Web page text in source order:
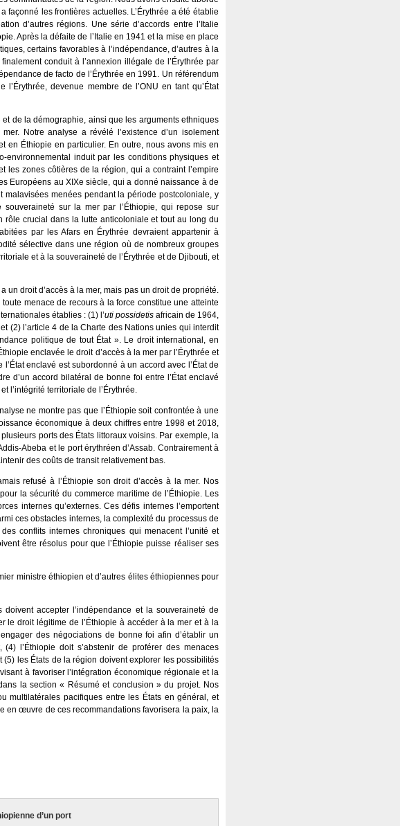
façonné les frontières actuelles. L’Érythrée a été établie
d’autres régions. Une série d’accords entre l’Italie
Après la défaite de l’Italie en 1941 et la mise en place
certains favorables à l’indépendance, d’autres à la
conduit à l’annexion illégale de l’Érythrée par
de facto de l’Érythrée en 1991. Un référendum
devenue membre de l’ONU en tant qu’État
de la démographie, ainsi que les arguments ethniques
Notre analyse a révélé l’existence d’un isolement
en Éthiopie en particulier. En outre, nous avons mis en
environnemental induit par les conditions physiques et
les zones côtières de la région, qui a contraint l’empire
Européens au XIXe siècle, qui a donné naissance à de
menées pendant la période postcoloniale, y
sur la mer par l’Éthiopie, qui repose sur
rôle crucial dans la lutte anticoloniale et tout au long du
par les Afars en Érythrée devraient appartenir à
sélective dans une région où de nombreux groupes
et à la souveraineté de l’Érythrée et de Djibouti, et
droit d’accès à la mer, mais pas un droit de propriété.
menace de recours à la force constitue une atteinte
établies : (1) l’uti possidetis africain de 1964,
(2) l’article 4 de la Charte des Nations unies qui interdit
politique de tout État ». Le droit international, en
enclavée le droit d’accès à la mer par l’Érythrée et
enclavé est subordonné à un accord avec l’État de
d’un accord bilatéral de bonne foi entre l’État enclavé
l’intégrité territoriale de l’Érythrée.
ne montre pas que l’Éthiopie soit confrontée à une
économique à deux chiffres entre 1998 et 2018,
ports des États littoraux voisins. Par exemple, la
Abeba et le port érythréen d’Assab. Contrairement à
des coûts de transit relativement bas.
refusé à l’Éthiopie son droit d’accès à la mer. Nos
la sécurité du commerce maritime de l’Éthiopie. Les
internes qu’externes. Ces défis internes l’emportent
ces obstacles internes, la complexité du processus de
conflits internes chroniques qui menacent l’unité et
être résolus pour que l’Éthiopie puisse réaliser ses
ministre éthiopien et d’autres élites éthiopiennes pour
accepter l’indépendance et la souveraineté de
le droit légitime de l’Éthiopie à accéder à la mer et à la
des négociations de bonne foi afin d’établir un
l’Éthiopie doit s’abstenir de proférer des menaces
les États de la région doivent explorer les possibilités
à favoriser l’intégration économique régionale et la
la section « Résumé et conclusion » du projet. Nos
multilatérales pacifiques entre les États en général, et
en œuvre de ces recommandations favorisera la paix, la
d’un port